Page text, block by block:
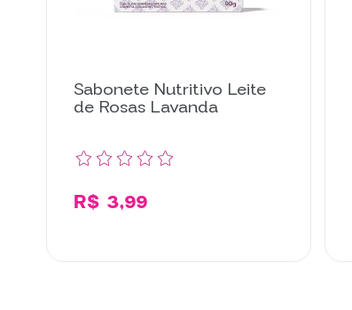
Sabonete Nutritivo Leite
de Rosas Lavanda
R$ 3,99